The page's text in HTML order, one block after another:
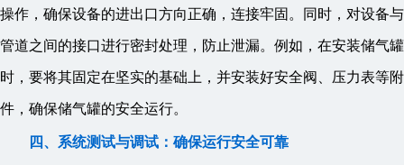
操作，确保设备的进出口方向正确，连接牢固。同时，对设备与
管道之间的接口进行密封处理，防止泄漏。例如，在安装储气罐
时，要将其固定在坚实的基础上，并安装好安全阀、压力表等附
件，确保储气罐的安全运行。
四、系统测试与调试：确保运行安全可靠